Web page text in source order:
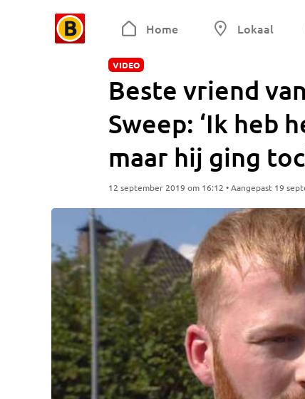
Home Lokaal
VIDEO
Beste vriend
Sweep: ‘Ik heb
maar hij ging
12 september 2019 om 16:12 • Aangepast 19